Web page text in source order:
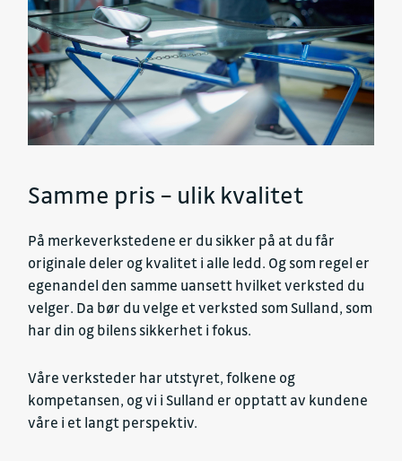
Samme pris – ulik kvalitet
På merkeverkstedene er du sikker på at du får
originale deler og kvalitet i alle ledd. Og som regel er
egenandel den samme uansett hvilket verksted du
velger. Da bør du velge et verksted som Sulland, som
har din og bilens sikkerhet i fokus.
Våre verksteder har utstyret, folkene og
kompetansen, og vi i Sulland er opptatt av kundene
våre i et langt perspektiv.